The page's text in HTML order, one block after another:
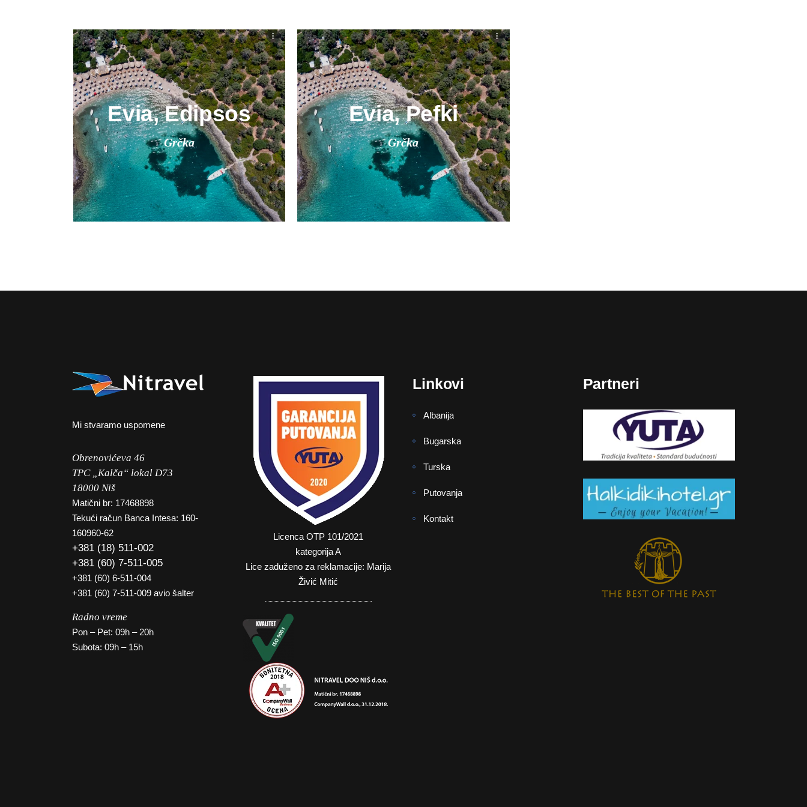
Evia, Edipsos
Grčka
Evia, Pefki
Grčka
Mi stvaramo uspomene
Obrenovićeva 46
TPC „Kalča“ lokal D73
18000 Niš
Matični br: 17468898
Tekući račun Banca Intesa: 160-
160960-62
+381 (18) 511-002
+381 (60) 7-511-005
+381 (60) 6-511-004
+381 (60) 7-511-009 avio šalter
Radno vreme
Pon – Pet: 09h – 20h
Subota: 09h – 15h
Licenca OTP 101/2021
kategorija A
Lice zaduženo za reklamacije: Marija
Živić Mitić
Linkovi
Albanija
Bugarska
Turska
Putovanja
Kontakt
Partneri